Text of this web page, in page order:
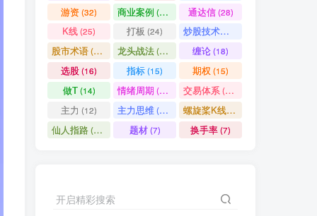
游资(32) 商业案例 (30) 通达信(28)
K线(25) 打板 (24) 炒股技术形态
股市术语(21) 龙头战法(20) 缠论(18)
选股(16) 指标(15) 期权 (15)
做T(14) 情绪周期 (14) 交易体系(12)
主力 (12) 主力思维(12) 螺旋桨K线
(11)
仙人指路(10) 题材(7) 换手率(7)
开启精彩搜索
满足你的好奇心
热门文章 最新发布 随机推荐
1 超级简单！同花顺K线界面显示行业概念指标代码图解
2 股票打板、上板、封板、翘板、炸板是什么意思？炒股你必须懂的暗语！
短线交易必须要懂的术语有哪些？股票分时水上、水下是什么意思？